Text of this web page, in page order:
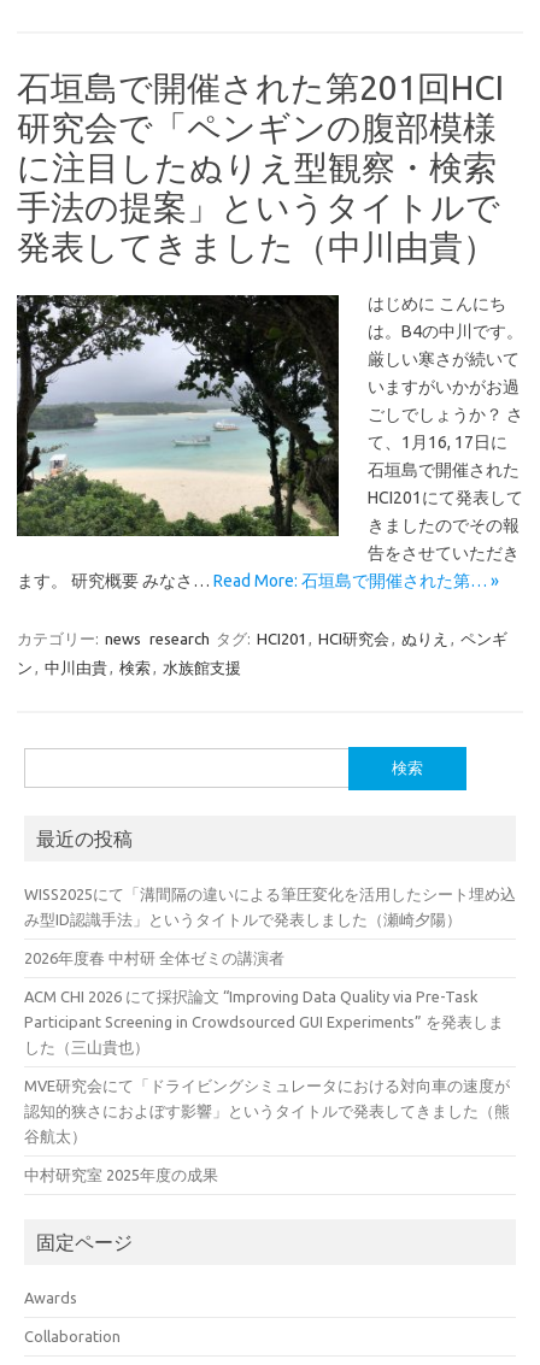
石垣島で開催された第201回HCI
研究会で「ペンギンの腹部模様
に注目したぬりえ型観察・検索
手法の提案」というタイトルで
発表してきました（中川由貴）
はじめに こんにち
は。B4の中川です。
厳しい寒さが続いて
いますがいかがお過
ごしでしょうか？ さ
て、1月16, 17日に
石垣島で開催された
HCI201にて発表して
きましたのでその報
告をさせていただき
ます。 研究概要 みなさ… Read More: 石垣島で開催された第… »
カテゴリー: news research タグ: HCI201 , HCI研究会 , ぬりえ , ペンギ
ン , 中川由貴, 検索, 水族館支援
索:
最近の投稿
WISS2025にて「溝間隔の違いによる筆圧変化を活用したシート埋め込
み型ID認識手法」というタイトルで発表しました（瀬崎夕陽）
2026年度春 中村研 全体ゼミの講演者
ACM CHI 2026 にて採択論文 “Improving Data Quality via Pre-Task
Participant Screening in Crowdsourced GUI Experiments” を発表しま
した（三山貴也）
MVE研究会にて「ドライビングシミュレータにおける対向車の速度が
認知的狭さにおよぼす影響」というタイトルで発表してきました（熊
谷航太）
中村研究室 2025年度の成果
固定ページ
Awards
Collaboration